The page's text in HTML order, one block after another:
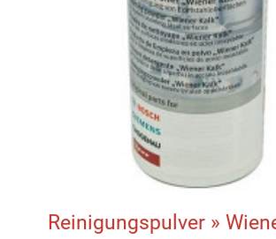
Reinigungspulver »